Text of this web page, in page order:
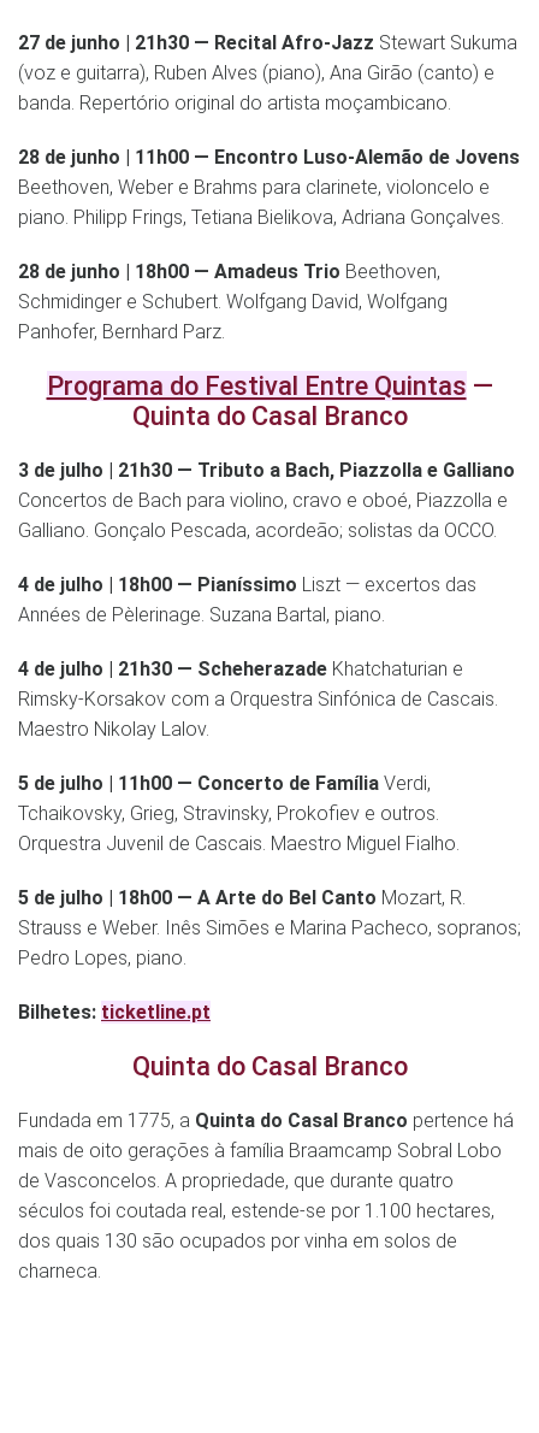
27 de junho | 21h30 — Recital Afro-Jazz Stewart Sukuma
(voz e guitarra), Ruben Alves (piano), Ana Girão (canto) e
banda. Repertório original do artista moçambicano.
28 de junho | 11h00 — Encontro Luso-Alemão de Jovens
Beethoven, Weber e Brahms para clarinete, violoncelo e
piano. Philipp Frings, Tetiana Bielikova, Adriana Gonçalves.
28 de junho | 18h00 — Amadeus Trio Beethoven,
Schmidinger e Schubert. Wolfgang David, Wolfgang
Panhofer, Bernhard Parz.
Programa do Festival Entre Quintas —
Quinta do Casal Branco
3 de julho | 21h30 — Tributo a Bach, Piazzolla e Galliano
Concertos de Bach para violino, cravo e oboé, Piazzolla e
Galliano. Gonçalo Pescada, acordeão; solistas da OCCO.
4 de julho | 18h00 — Pianíssimo Liszt — excertos das
Années de Pèlerinage. Suzana Bartal, piano.
4 de julho | 21h30 — Scheherazade Khatchaturian e
Rimsky-Korsakov com a Orquestra Sinfónica de Cascais.
Maestro Nikolay Lalov.
5 de julho | 11h00 — Concerto de Família Verdi,
Tchaikovsky, Grieg, Stravinsky, Prokofiev e outros.
Orquestra Juvenil de Cascais. Maestro Miguel Fialho.
5 de julho | 18h00 — A Arte do Bel Canto Mozart, R.
Strauss e Weber. Inês Simões e Marina Pacheco, sopranos;
Pedro Lopes, piano.
Bilhetes: ticketline.pt
Quinta do Casal Branco
Fundada em 1775, a Quinta do Casal Branco pertence há
mais de oito gerações à família Braamcamp Sobral Lobo
de Vasconcelos. A propriedade, que durante quatro
séculos foi coutada real, estende-se por 1.100 hectares,
dos quais 130 são ocupados por vinha em solos de
charneca.